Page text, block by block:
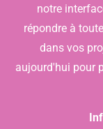
notre
répondre à
dans vos
aujourd'hui pour